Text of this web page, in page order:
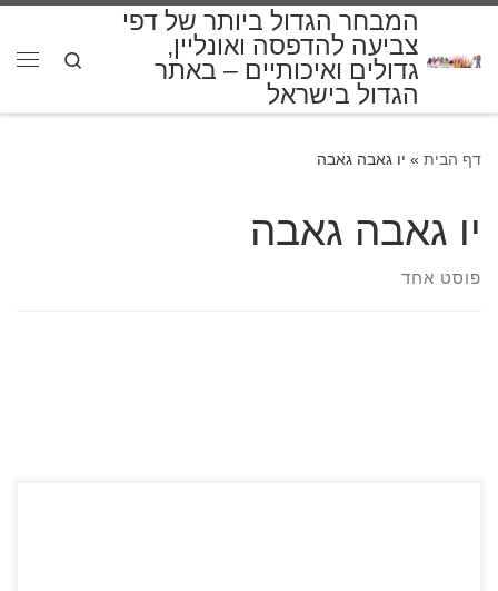
המבחר הגדול ביותר של דפי
צביעה להדפסה ואונליין,
גדולים ואיכותיים – באתר
הגדול בישראל
Search
דף הבית » יו גאבה גאבה
יו גאבה גאבה
פוסט אחד